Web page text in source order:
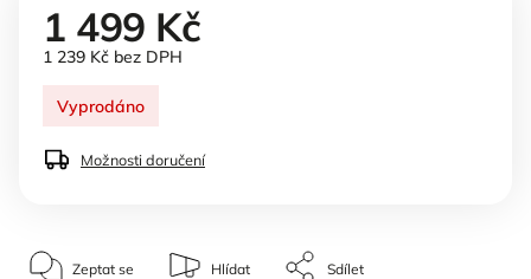
1 499 Kč
1 239 Kč bez DPH
Vyprodáno
Možnosti doručení
Zeptat se Hlídat Sdílet